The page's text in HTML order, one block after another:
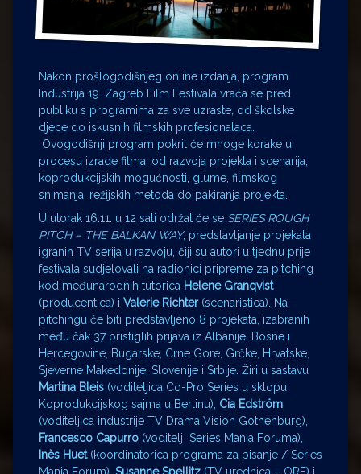
Nakon prošlogodišnjeg online izdanja, program
Industrija 19. Zagreb Film Festivala vraća se pred
publiku s programima za sve uzraste, od školske
djece do iskusnih filmskih profesionalaca.
Ovogodišnji program pokrit će mnoge korake u
procesu izrade filma: od razvoja projekta i scenarija,
koprodukcijskih mogućnosti, glume, filmskog
snimanja, režijskih metoda do pakiranja projekta.
U utorak 16.11. u 12 sati održat će se SERIES ROUGH
PITCH – THE BALKAN WAY, predstavljanje projekata
igranih TV serija u razvoju, čiji su autori u tjednu prije
festivala sudjelovali na radionici pripreme za pitching
kod međunarodnih tutorica Helene Granqvist
(producentica) i Valerie Richter(scenaristica). Na
pitchingu će biti predstavljeno 8 projekata, izabranih
među čak 37 pristiglih prijava iz Albanije, Bosne i
Hercegovine, Bugarske, Crne Gore, Grčke, Hrvatske,
Sjeverne Makedonije, Slovenije i Srbije. Žiri u sastavu
Martina Bleis (voditeljica Co-Pro Series u sklopu
Koprodukcijskog sajma u Berlinu), Cia Edström
(voditeljica industrije TV Drama Vision Gothenburg),
Francesco Capurro (voditelj Series Mania Foruma),
Inès Huet(koordinatorica programa za pisanje / Series
Mania Forum), Susanne Spellitz (TV urednica – ORF) i